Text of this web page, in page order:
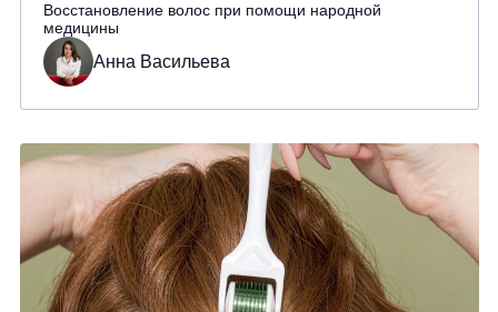
Восстановление волос при помощи народной
медицины
Анна Васильева